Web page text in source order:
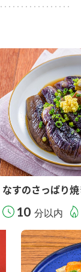
なすのさっぱり
10 分以内